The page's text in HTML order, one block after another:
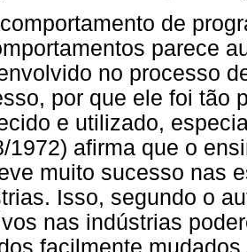
de
parece
no processo
por que ele foi tão
e utilizado,
1972) afirma que o
muito sucesso nas
Isso, segundo o
nas indústrias
facilmente